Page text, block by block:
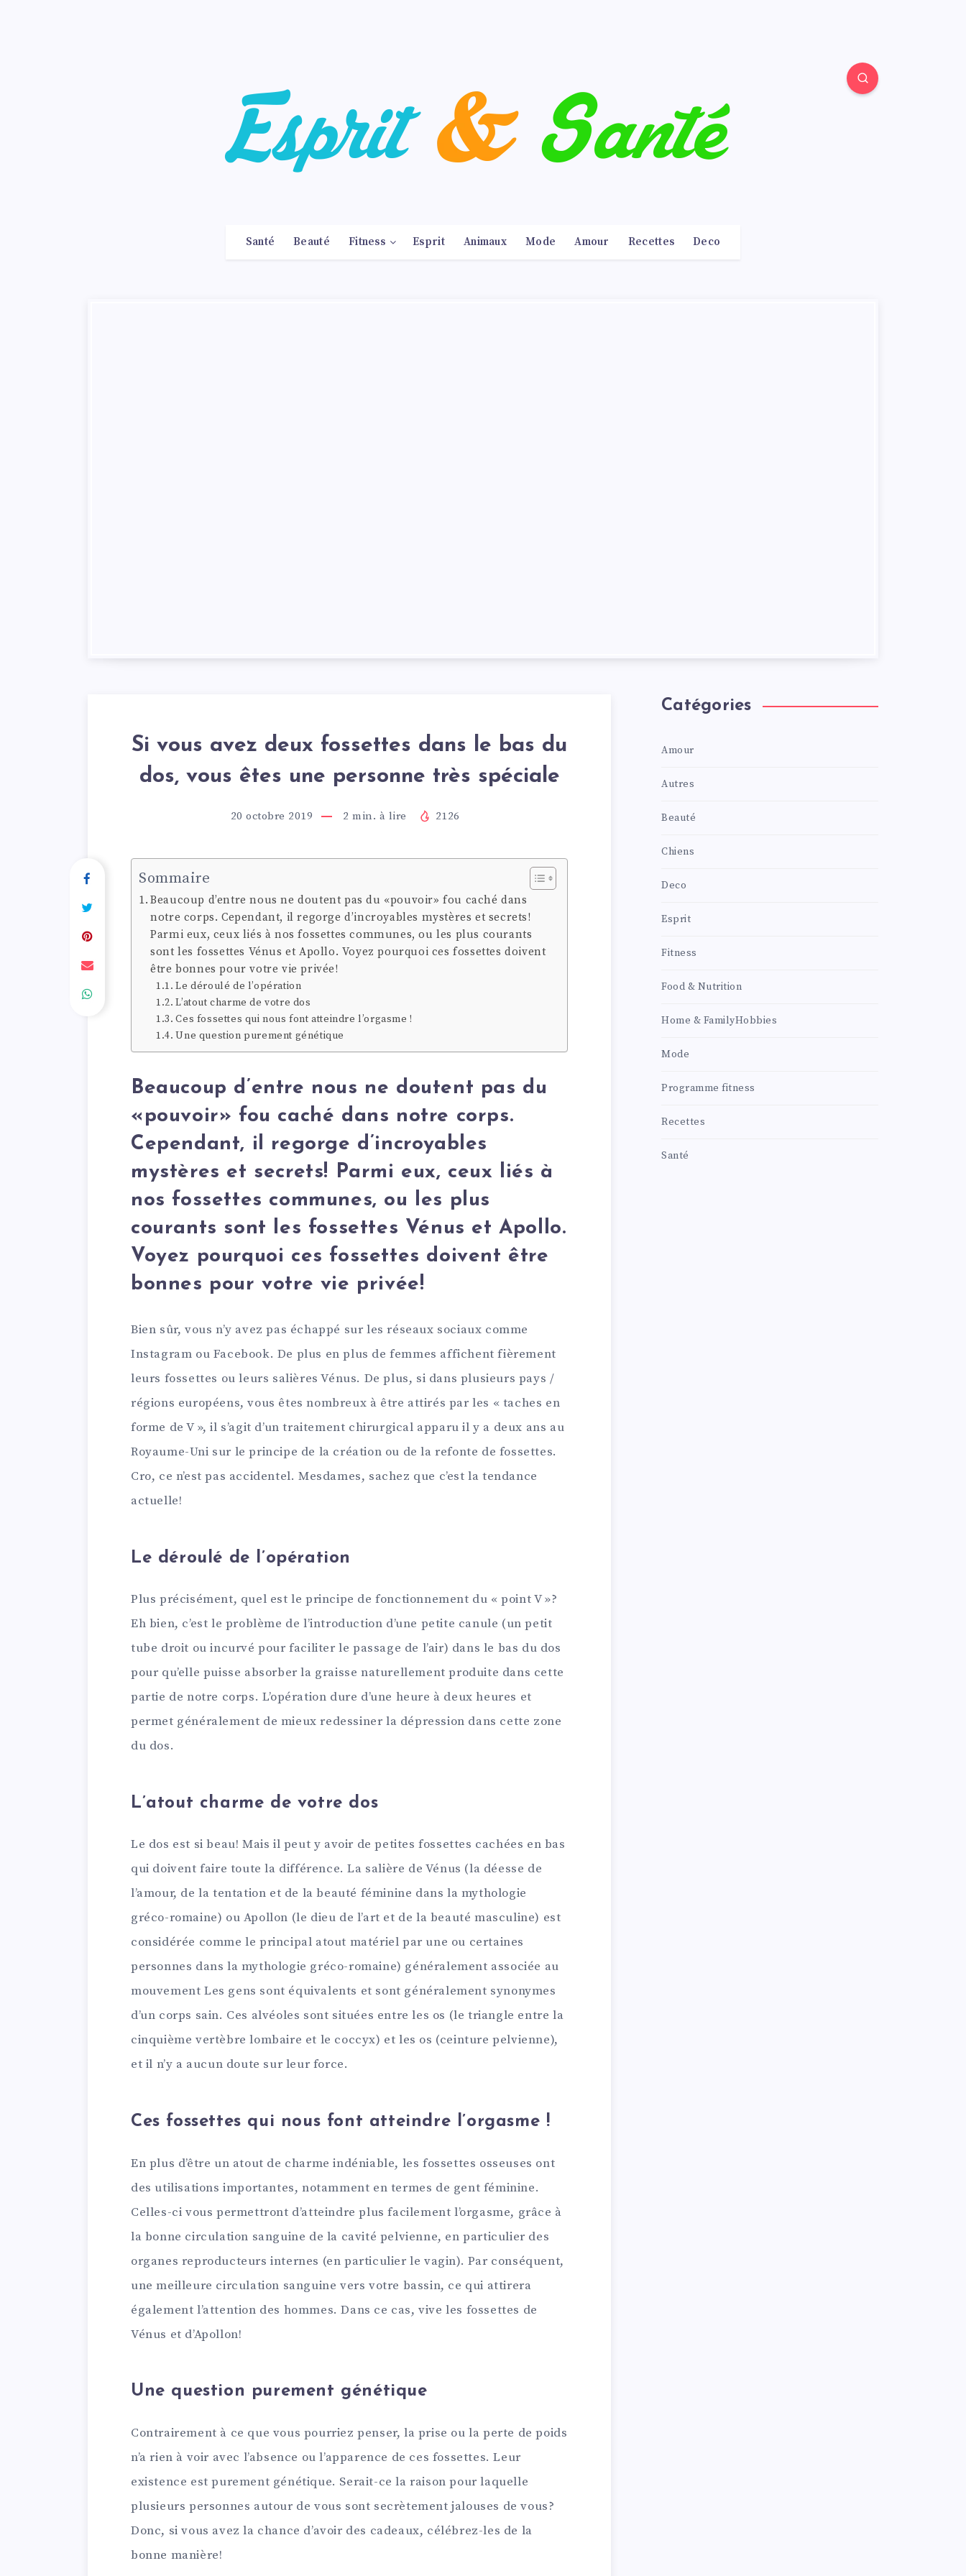
Santé Beauté Fitness Esprit Animaux Mode Amour Recettes Deco
Si vous avez deux fossettes dans le bas du
dos, vous êtes une personne très spéciale
20 octobre 2019 2 min. à lire 2126
Sommaire
Beaucoup d’entre nous ne doutent pas du «pouvoir» fou caché dans
notre corps. Cependant, il regorge d’incroyables mystères et secrets!
Parmi eux, ceux liés à nos fossettes communes, ou les plus courants
sont les fossettes Vénus et Apollo. Voyez pourquoi ces fossettes doivent
être bonnes pour votre vie privée!
Le déroulé de l’opération
L’atout charme de votre dos
Ces fossettes qui nous font atteindre l’orgasme !
Une question purement génétique
Beaucoup d’entre nous ne doutent pas du
«pouvoir» fou caché dans notre corps.
Cependant, il regorge d’incroyables
mystères et secrets! Parmi eux, ceux liés à
nos fossettes communes, ou les plus
courants sont les fossettes Vénus et Apollo.
Voyez pourquoi ces fossettes doivent être
bonnes pour votre vie privée!
Bien sûr, vous n’y avez pas échappé sur les réseaux sociaux comme
Instagram ou Facebook. De plus en plus de femmes affichent fièrement
leurs fossettes ou leurs salières Vénus. De plus, si dans plusieurs pays /
régions européens, vous êtes nombreux à être attirés par les « taches en
forme de V », il s’agit d’un traitement chirurgical apparu il y a deux ans au
Royaume-Uni sur le principe de la création ou de la refonte de fossettes.
Cro, ce n’est pas accidentel. Mesdames, sachez que c’est la tendance
actuelle!
Le déroulé de l’opération
Plus précisément, quel est le principe de fonctionnement du « point V »?
Eh bien, c’est le problème de l’introduction d’une petite canule (un petit
tube droit ou incurvé pour faciliter le passage de l’air) dans le bas du dos
pour qu’elle puisse absorber la graisse naturellement produite dans cette
partie de notre corps. L’opération dure d’une heure à deux heures et
permet généralement de mieux redessiner la dépression dans cette zone
du dos.
L’atout charme de votre dos
Le dos est si beau! Mais il peut y avoir de petites fossettes cachées en bas
qui doivent faire toute la différence. La salière de Vénus (la déesse de
l’amour, de la tentation et de la beauté féminine dans la mythologie
gréco-romaine) ou Apollon (le dieu de l’art et de la beauté masculine) est
considérée comme le principal atout matériel par une ou certaines
personnes dans la mythologie gréco-romaine) généralement associée au
mouvement Les gens sont équivalents et sont généralement synonymes
d’un corps sain. Ces alvéoles sont situées entre les os (le triangle entre la
cinquième vertèbre lombaire et le coccyx) et les os (ceinture pelvienne),
et il n’y a aucun doute sur leur force.
Ces fossettes qui nous font atteindre l’orgasme !
En plus d’être un atout de charme indéniable, les fossettes osseuses ont
des utilisations importantes, notamment en termes de gent féminine.
Celles-ci vous permettront d’atteindre plus facilement l’orgasme, grâce à
la bonne circulation sanguine de la cavité pelvienne, en particulier des
organes reproducteurs internes (en particulier le vagin). Par conséquent,
une meilleure circulation sanguine vers votre bassin, ce qui attirera
également l’attention des hommes. Dans ce cas, vive les fossettes de
Vénus et d’Apollon!
Une question purement génétique
Contrairement à ce que vous pourriez penser, la prise ou la perte de poids
n’a rien à voir avec l’absence ou l’apparence de ces fossettes. Leur
existence est purement génétique. Serait-ce la raison pour laquelle
plusieurs personnes autour de vous sont secrètement jalouses de vous?
Donc, si vous avez la chance d’avoir des cadeaux, célébrez-les de la
bonne manière!
Catégories
Amour
Autres
Beauté
Chiens
Deco
Esprit
Fitness
Food & Nutrition
Home & FamilyHobbies
Mode
Programme fitness
Recettes
Santé